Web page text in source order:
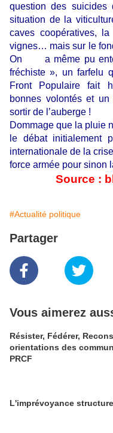
question des
situation de la
caves coopératives,
vignes… mais sur le
On a même pu
fréchiste », un farfelu
Front Populaire fait
bonnes volontés et
sortir de l’auberge !
Dommage que la pluie
le débat initialement
internationale de la
force armée pour sinon
Source :
#Actualité politique
Partager
Vous aimerez
Résister, Fédérer,
orientations des
PRCF
L'imprévoyance